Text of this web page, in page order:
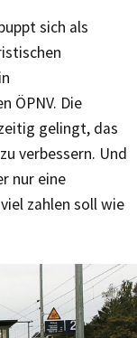
sich als
ÖPNV. Die
gelingt, das
verbessern. Und
nur eine
zahlen soll wie